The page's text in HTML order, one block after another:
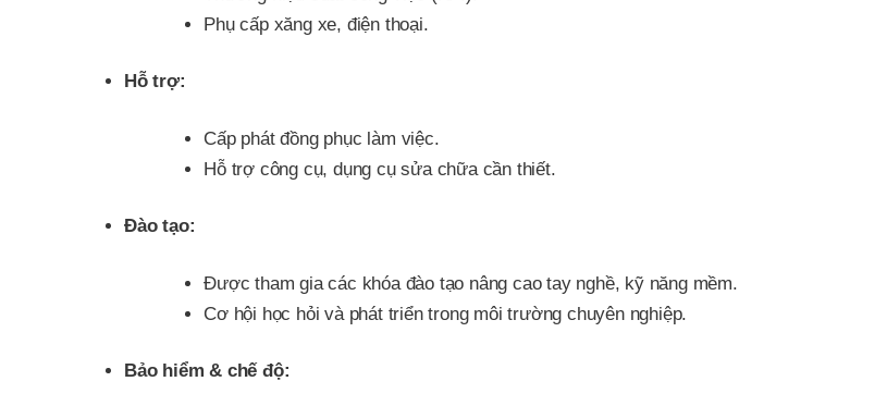
Phụ cấp xăng xe, điện thoại.
Hỗ trợ:
Cấp phát đồng phục làm việc.
Hỗ trợ công cụ, dụng cụ sửa chữa cần thiết.
Đào tạo:
Được tham gia các khóa đào tạo nâng cao tay nghề, kỹ năng mềm.
Cơ hội học hỏi và phát triển trong môi trường chuyên nghiệp.
Bảo hiểm & chế độ: